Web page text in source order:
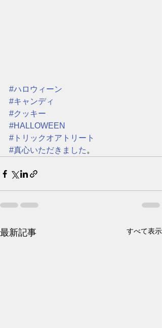
#ハロウィーン
#キャンディ
#クッキー
#HALLOWEEN
#トリックオアトリート
#真心いただきました。
最新記事 すべて表示